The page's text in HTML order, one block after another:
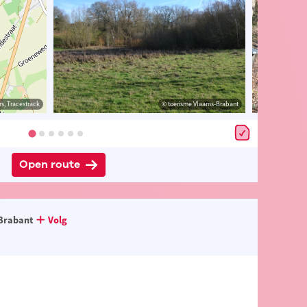
© OpenStreetMap contributors, Tracestrack
Tracestrack © toerisme Vlaams-Brabant
Open route
Volg